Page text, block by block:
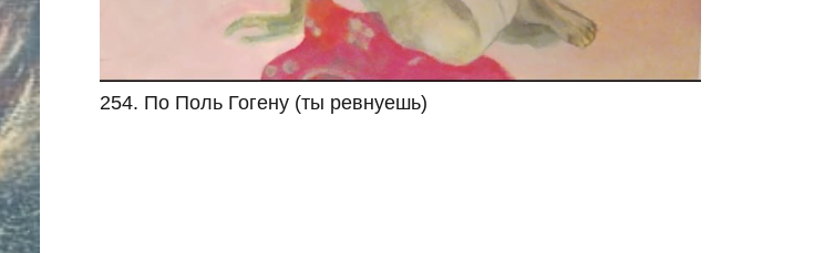
254. По Поль Гогену (ты ревнуешь)